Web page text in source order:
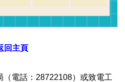
回主頁
電話：28722108）或致電工